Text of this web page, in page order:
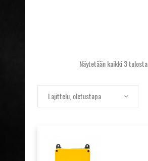
Näytetään kaikki 3 tulosta
Lajittelu, oletustapa